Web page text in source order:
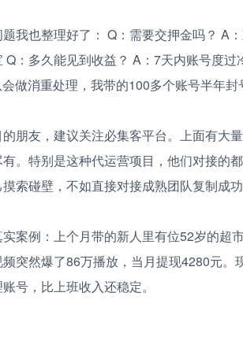
我也整理好了： Q：需要交押金吗？ A
Q：多久能见到收益？ A：7天内账号度
做消重处理，我带的100多个账号半年封
朋友，建议关注必集客平台。上面有大
。特别是这种代运营项目，他们对接的
索碰壁，不如直接对接成熟团队复制成功
案例：上个月带的新人里有位52岁的超
突然爆了86万播放，当月提现4280元
号，比上班收入还稳定。